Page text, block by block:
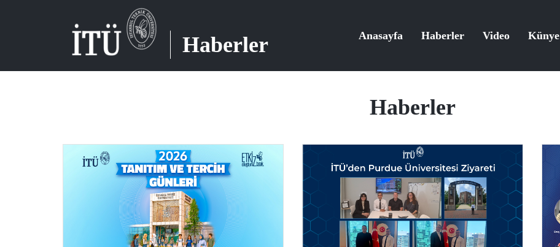
Haberler Anasayfa Haberler Video Künye
Haberler